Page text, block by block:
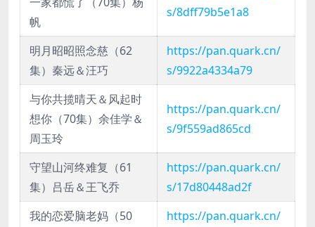
帆
s/8dff79b5e1a8
明月昭昭照念慈（62
集）秦远＆汪巧
https://pan.quark.cn/
s/9922a4334a79
与你共揽晴天＆风起时
想你（70集）余佳学＆
周玉玲
https://pan.quark.cn/
s/9f559ad865cd
守望山河终难复（61
集）吕岳＆王飞乔
https://pan.quark.cn/
s/17d80448ad2f
我的恋爱脑老妈（50
https://pan.quark.cn/